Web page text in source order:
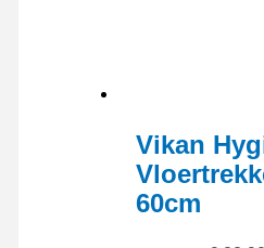
Vikan
60cm